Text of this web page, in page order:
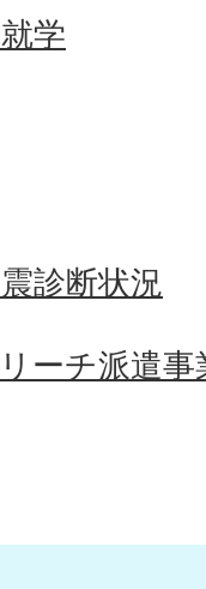
学
診断状況
ーチ派遣事